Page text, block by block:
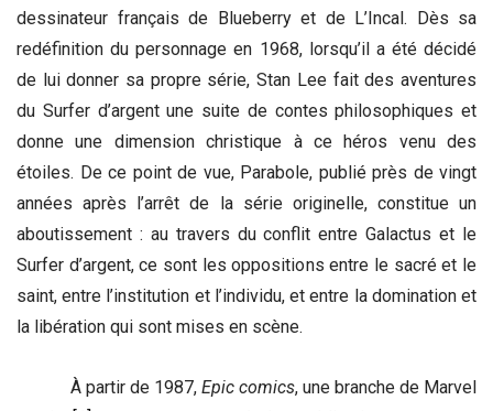
dessinateur français de Blueberry et de L’Incal. Dès sa
redéfinition du personnage en 1968, lorsqu’il a été décidé
de lui donner sa propre série, Stan Lee fait des aventures
du Surfer d’argent une suite de contes philosophiques et
donne une dimension christique à ce héros venu des
étoiles. De ce point de vue, Parabole, publié près de vingt
années après l’arrêt de la série originelle, constitue un
aboutissement : au travers du conflit entre Galactus et le
Surfer d’argent, ce sont les oppositions entre le sacré et le
saint, entre l’institution et l’individu, et entre la domination et
la libération qui sont mises en scène.
À partir de 1987, Epic comics, une branche de Marvel